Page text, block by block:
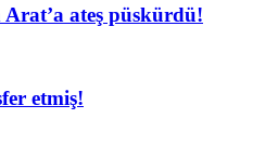
Arat’a ateş püskürdü!
etmiş!